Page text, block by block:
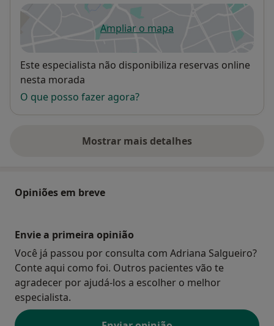
Ampliar o mapaabre num novo separador
Disponibilidade
Este especialista não disponibiliza reservas online
nesta morada
O que posso fazer agora?
Mostrar mais detalhes
sobre o endereço
Opiniões em breve
Envie a primeira opinião
Você já passou por consulta com Adriana Salgueiro?
Conte aqui como foi. Outros pacientes vão te
agradecer por ajudá-los a escolher o melhor
especialista.